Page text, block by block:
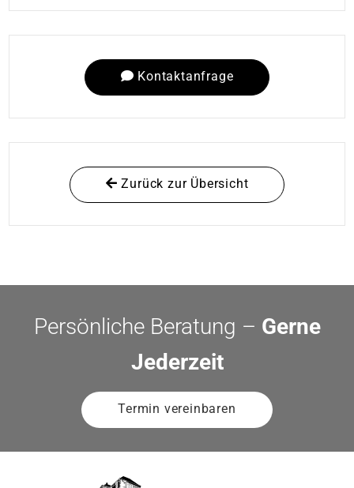
Kontaktanfrage
Zurück zur Übersicht
Persönliche Beratung – Gerne
Jederzeit
Termin vereinbaren